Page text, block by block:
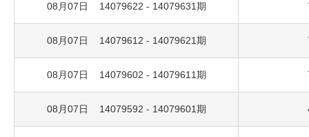
08月07日 14079622 - 14079631期
08月07日 14079612 - 14079621期
08月07日 14079602 - 14079611期
08月07日 14079592 - 14079601期